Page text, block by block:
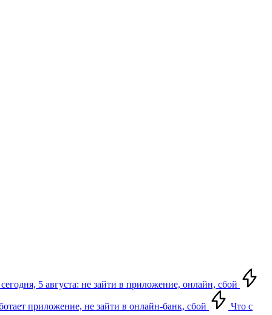
5 августа: не зайти в приложение, онлайн, сбой
приложение, не зайти в онлайн-банк, сбой Что с